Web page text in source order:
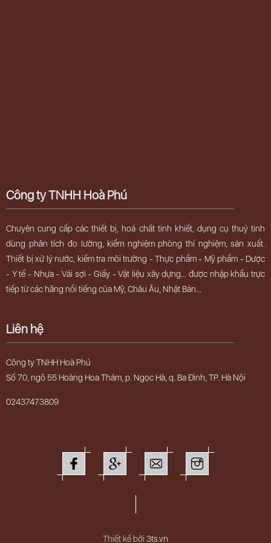
Công ty TNHH Hoà Phú
Chuyên cung cấp các thiết bị, hoá chất tinh khiết, dụng cụ thuỷ tinh
dùng phân tích đo lường, kiểm nghiệm phòng thí nghiệm, sản xuất.
Thiết bị xử lý nước, kiểm tra môi trường - Thực phẩm - Mỹ phẩm - Dược
- Y tế - Nhựa - Vải sợi - Giấy - Vật liệu xây dựng... được nhập khẩu trực
tiếp từ các hãng nổi tiếng của Mỹ, Châu Âu, Nhật Bản...
Liên hệ
Công ty TNHH Hoà Phú
Số 70, ngõ 55 Hoàng Hoa Thám, p. Ngọc Hà, q. Ba Đình, TP. Hà Nội
02437473809
Thiết kế bởi 3ts.vn